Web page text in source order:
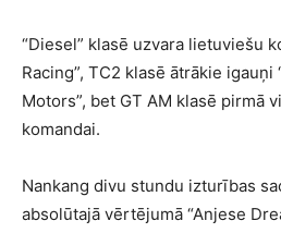
“Diesel” klasē uzvara lietuviešu
Racing”, TC2 klasē ātrākie igauņi
Motors”, bet GT AM klasē pirmā
komandai.
Nankang divu stundu izturības
absolūtajā vērtējumā “Anjese